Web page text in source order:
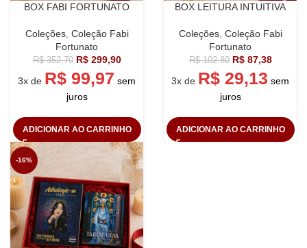
BOX FABI FORTUNATO
Coleções, Coleção Fabi
Fortunato
R$352,70 R$299,90
3x de R$ 99,97 sem
juros
ADICIONAR AO CARRINHO
BOX LEITURA INTUITIVA
Coleções, Coleção Fabi
Fortunato
R$102,80 R$87,38
3x de R$ 29,13 sem
juros
ADICIONAR AO CARRINHO
-16%